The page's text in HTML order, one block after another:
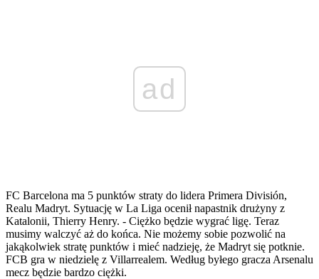
ad
FC Barcelona ma 5 punktów straty do lidera Primera División,
Realu Madryt. Sytuację w La Liga ocenił napastnik drużyny z
Katalonii, Thierry Henry. - Ciężko będzie wygrać ligę. Teraz
musimy walczyć aż do końca. Nie możemy sobie pozwolić na
jakąkolwiek stratę punktów i mieć nadzieję, że Madryt się potknie.
FCB gra w niedzielę z Villarrealem. Według byłego gracza Arsenalu
mecz będzie bardzo ciężki.